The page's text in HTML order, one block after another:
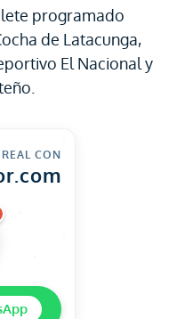
programado
de Latacunga,
El Nacional y
CON